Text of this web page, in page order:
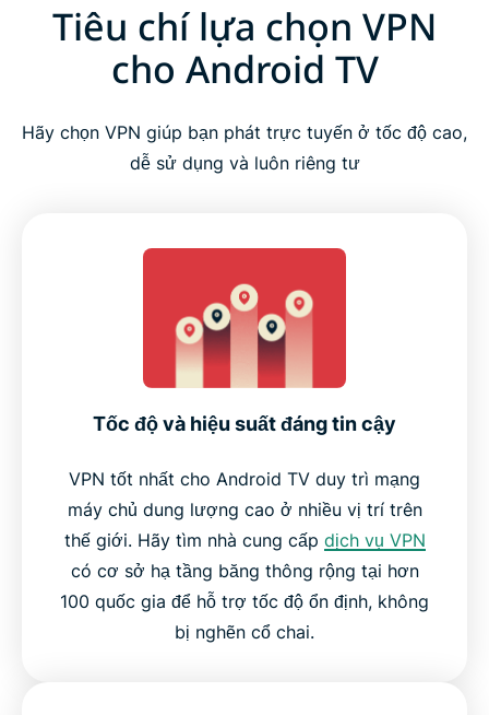
Tiêu chí lựa chọn VPN
cho Android TV
Hãy chọn VPN giúp bạn phát trực tuyến ở tốc độ cao,
dễ sử dụng và luôn riêng tư
Tốc độ và hiệu suất đáng tin cậy
VPN tốt nhất cho Android TV duy trì mạng
máy chủ dung lượng cao ở nhiều vị trí trên
thế giới. Hãy tìm nhà cung cấp dịch vụ VPN
có cơ sở hạ tầng băng thông rộng tại hơn
100 quốc gia để hỗ trợ tốc độ ổn định, không
bị nghẽn cổ chai.